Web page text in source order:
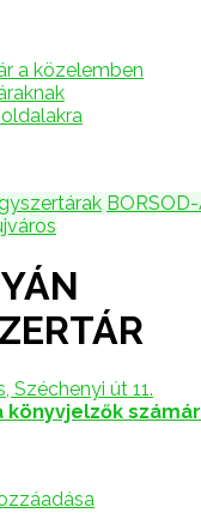
a közelemben
Széchenyi út 11.
könyvjelzők